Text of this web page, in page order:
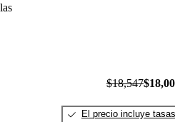
$18,547
El precio incluye tasas